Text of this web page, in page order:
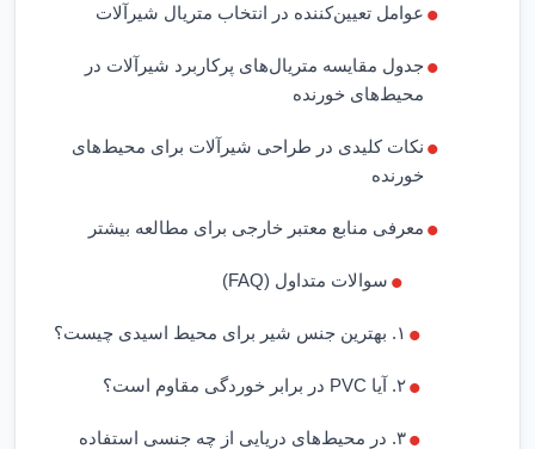
عوامل تعیین‌کننده در انتخاب متریال شیرآلات
جدول مقایسه متریال‌های پرکاربرد شیرآلات در
محیط‌های خورنده
نکات کلیدی در طراحی شیرآلات برای محیط‌های
خورنده
معرفی منابع معتبر خارجی برای مطالعه بیشتر
سوالات متداول (FAQ)
۱. بهترین جنس شیر برای محیط اسیدی چیست؟
۲. آیا PVC در برابر خوردگی مقاوم است؟
۳. در محیط‌های دریایی از چه جنسی استفاده